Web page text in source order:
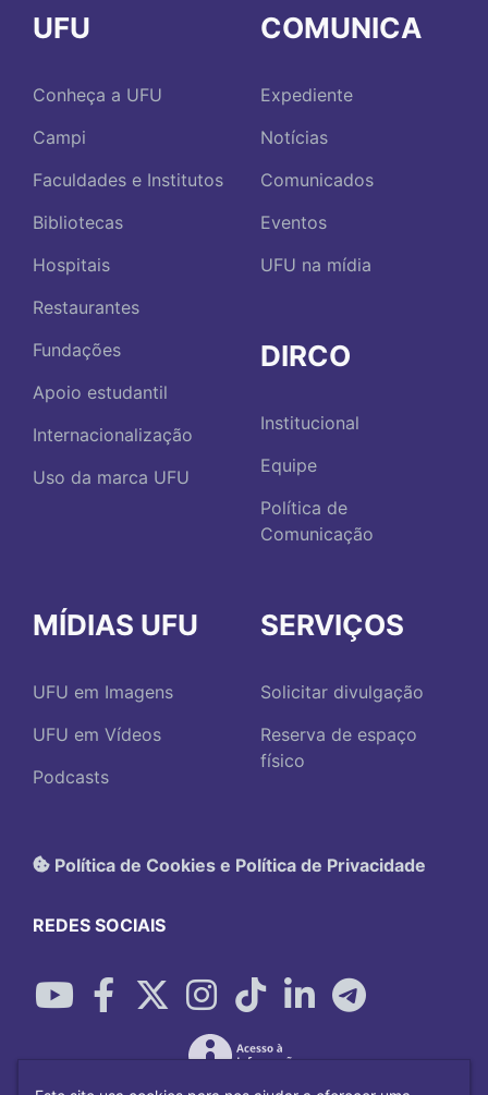
UFU
Conheça a UFU
Campi
Faculdades e Institutos
Bibliotecas
Hospitais
Restaurantes
Fundações
Apoio estudantil
Internacionalização
Uso da marca UFU
COMUNICA
Expediente
Notícias
Comunicados
Eventos
UFU na mídia
DIRCO
Institucional
Equipe
Política de
Comunicação
MÍDIAS UFU
UFU em Imagens
UFU em Vídeos
Podcasts
SERVIÇOS
Solicitar divulgação
Reserva de espaço
físico
Política de Cookies e Política de Privacidade
REDES SOCIAIS